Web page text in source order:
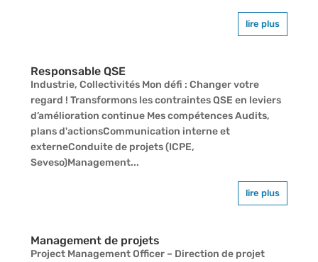
lire plus
Responsable QSE
Industrie, Collectivités Mon défi : Changer votre
regard ! Transformons les contraintes QSE en leviers
d’amélioration continue Mes compétences Audits,
plans d'actionsCommunication interne et
externeConduite de projets (ICPE,
Seveso)Management...
lire plus
Management de projets
Project Management Officer – Direction de projet